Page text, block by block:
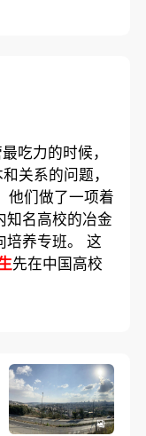
吃力的时候，
关系的问题，
他们做了一项着
名高校的冶金
培养专班。 这
先在中国高校